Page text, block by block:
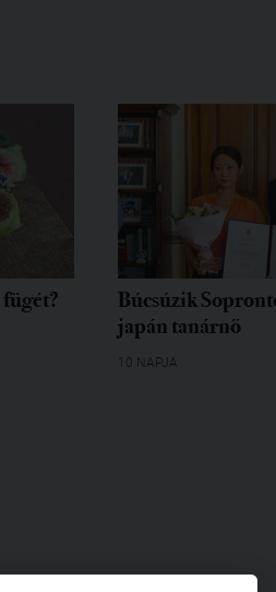
Búcsúzik
japán tanárnő
10 NAPJA